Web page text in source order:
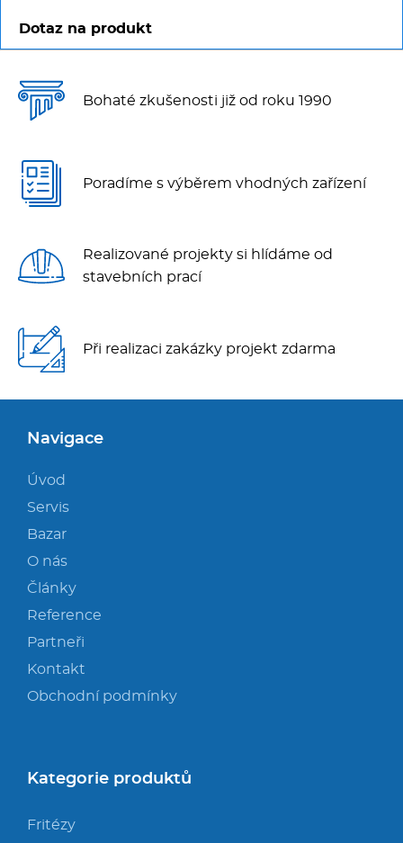
Dotaz na produkt
Bohaté zkušenosti již od roku 1990
Poradíme s výběrem vhodných zařízení
Realizované projekty si hlídáme od
stavebních prací
Při realizaci zakázky projekt zdarma
Navigace
Úvod
Servis
Bazar
O nás
Články
Reference
Partneři
Kontakt
Obchodní podmínky
Kategorie produktů
Fritézy